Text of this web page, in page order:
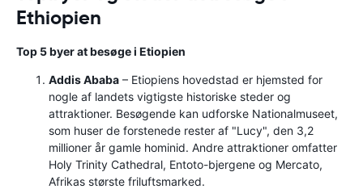
Ethiopien
Top 5 byer at besøge i Etiopien
Addis Ababa – Etiopiens hovedstad er hjemsted for
nogle af landets vigtigste historiske steder og
attraktioner. Besøgende kan udforske Nationalmuseet,
som huser de forstenede rester af "Lucy", den 3,2
millioner år gamle hominid. Andre attraktioner omfatter
Holy Trinity Cathedral, Entoto-bjergene og Mercato,
Afrikas største friluftsmarked.